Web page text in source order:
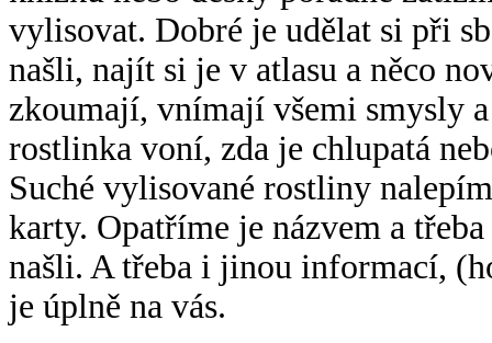
vylisovat. Dobré je udělat si při
našli, najít si je v atlasu a něco
zkoumají, vnímají všemi smysly
rostlinka voní, zda je chlupatá
Suché vylisované rostliny
karty. Opatříme je názvem a
našli. A třeba i jinou informací,
je úplně na vás.